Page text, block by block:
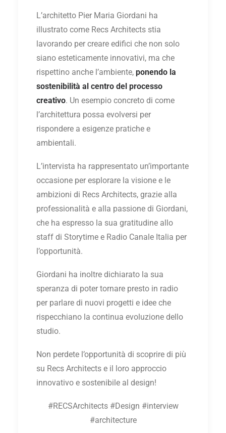
L’architetto Pier Maria Giordani ha
illustrato come Recs Architects stia
lavorando per creare edifici che non solo
siano esteticamente innovativi, ma che
rispettino anche l’ambiente, ponendo la
sostenibilità al centro del processo
creativo. Un esempio concreto di come
l’architettura possa evolversi per
rispondere a esigenze pratiche e
ambientali.
L’intervista ha rappresentato un’importante
occasione per esplorare la visione e le
ambizioni di Recs Architects, grazie alla
professionalità e alla passione di Giordani,
che ha espresso la sua gratitudine allo
staff di Storytime e Radio Canale Italia per
l’opportunità.
Giordani ha inoltre dichiarato la sua
speranza di poter tornare presto in radio
per parlare di nuovi progetti e idee che
rispecchiano la continua evoluzione dello
studio.
Non perdete l’opportunità di scoprire di più
su Recs Architects e il loro approccio
innovativo e sostenibile al design!
#RECSArchitects #Design #interview
#architecture